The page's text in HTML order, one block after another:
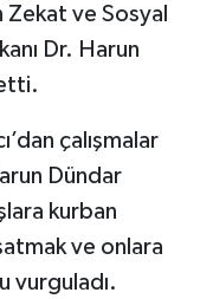
Zekat ve Sosyal
Dr. Harun
çalışmalar
Dündar
kurban
ve onlara
vurguladı.